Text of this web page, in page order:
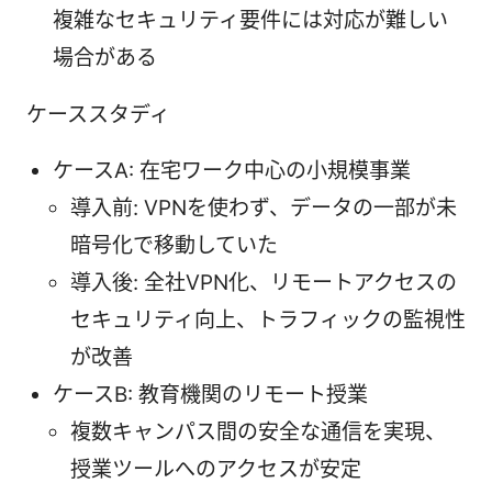
複雑なセキュリティ要件には対応が難しい
場合がある
ケーススタディ
ケースA: 在宅ワーク中心の小規模事業
導入前: VPNを使わず、データの一部が未
暗号化で移動していた
導入後: 全社VPN化、リモートアクセスの
セキュリティ向上、トラフィックの監視性
が改善
ケースB: 教育機関のリモート授業
複数キャンパス間の安全な通信を実現、
授業ツールへのアクセスが安定